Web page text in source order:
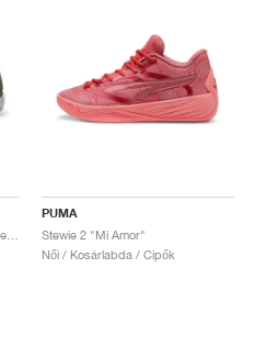
PUMA
Stewie 2 "Mi Amor"
Női / Kosárlabda / Cipők